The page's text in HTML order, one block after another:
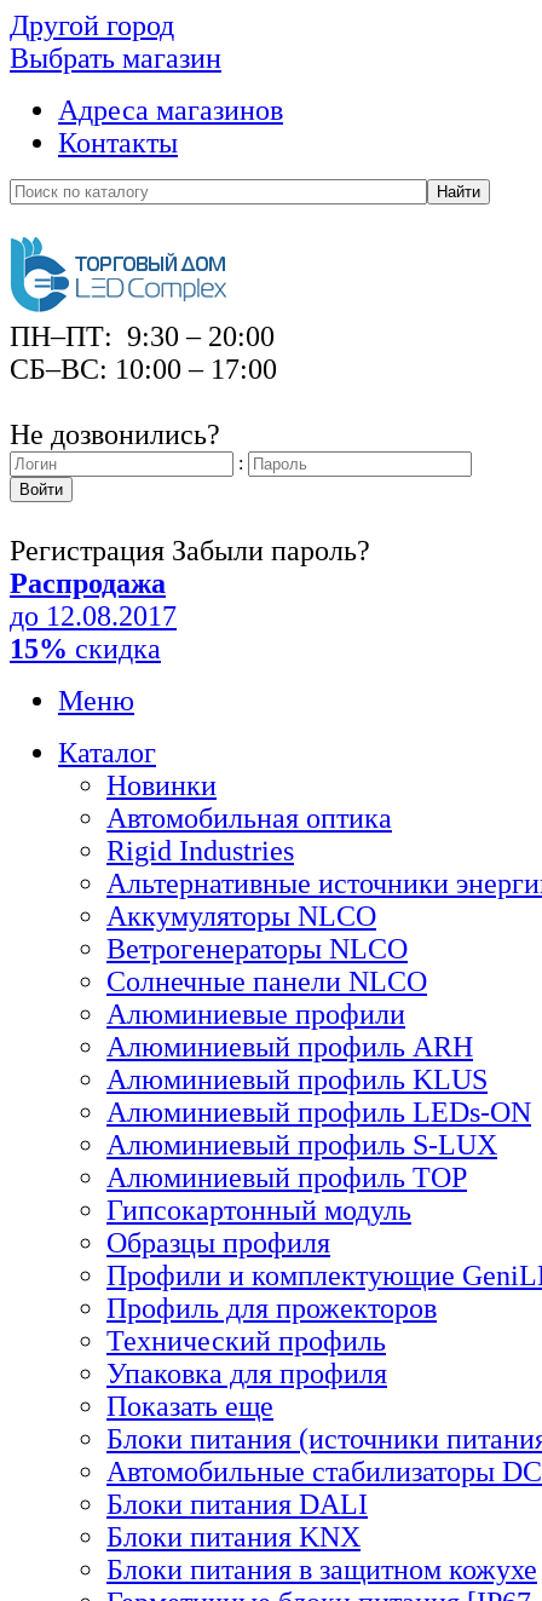
Другой город
Выбрать магазин
Адреса магазинов
Контакты
Найти
ПН–ПТ: 9:30 – 20:00
СБ–ВС: 10:00 – 17:00
Не дозвонились?
:
Войти
Регистрация Забыли пароль?
Распродажа
до 12.08.2017
15% скидка
Меню
Каталог
Новинки
Автомобильная оптика
Rigid Industries
Альтернативные источники
Аккумуляторы NLCO
Ветрогенераторы NLCO
Солнечные панели NLCO
Алюминиевые профили
Алюминиевый профиль ARH
Алюминиевый профиль KLUS
Алюминиевый профиль LEDs-ON
Алюминиевый профиль S-LUX
Алюминиевый профиль TOP
Гипсокартонный модуль
Образцы профиля
Профили и комплектующие
Профиль для прожекторов
Технический профиль
Упаковка для профиля
Показать еще
Блоки питания (источники
Автомобильные стабилизаторы
Блоки питания DALI
Блоки питания KNX
Блоки питания в защитном кожухе